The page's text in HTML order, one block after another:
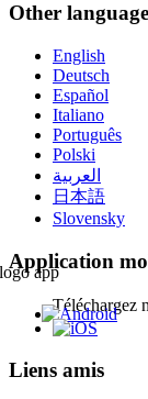
Other
English
Deutsch
Español
Italiano
Português
Polski
العربية
日本語
Slovensky
Application
Téléchargez
Liens amis